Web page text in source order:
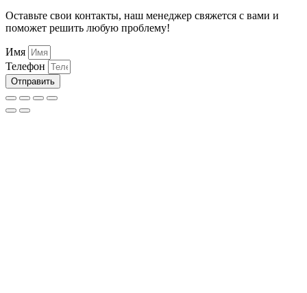
Оставьте свои контакты, наш менеджер свяжется с вами и
поможет решить любую проблему!
Имя
Телефон
Отправить